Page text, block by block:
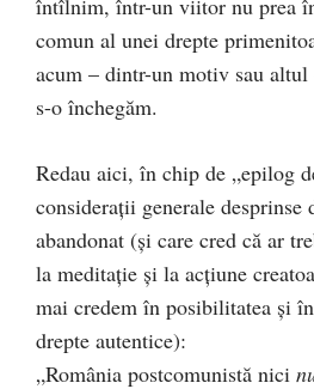
comun al unei drepte
acum – dintr-un motiv sau
s-o închegăm.
Redau aici, în chip de „epilog
considerații generale desprinse
abandonat (și care cred că ar
la meditație și la acțiune
mai credem în posibilitatea și
drepte autentice):
„România postcomunistă nici